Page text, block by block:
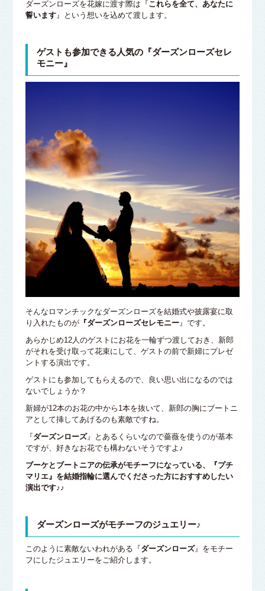
ダーズンローズを花嫁に渡す際は『これらを全て、あなたに
誓います』という想いを込めて渡します。
ゲストも参加できる人気の『ダーズンローズセレ
モニー』
そんなロマンチックなダーズンローズを結婚式や披露宴に取
り入れたものが『ダーズンローズセレモニー』です。
あらかじめ12人のゲストにお花を一輪ずつ渡しておき、新郎
がそれを受け取って花束にして、ゲストの前で新婦にプレゼ
ントする演出です。
ゲストにも参加してもらえるので、良い思い出になるのでは
ないでしょうか？
新婦が12本のお花の中から1本を抜いて、新郎の胸にブートニ
アとして挿してあげるのも素敵ですね。
『ダーズンローズ』とあるくらいなので薔薇を使うのが基本
ですが、好きなお花でも構わないそうですよ♪
ブーケとブートニアの伝承がモチーフになっている、『プチ
マリエ』を結婚指輪に選んでくださった方におすすめしたい
演出です♪♪
ダーズンローズがモチーフのジュエリー♪
このように素敵ないわれがある『ダーズンローズ』をモチー
フにしたジュエリーをご紹介します。